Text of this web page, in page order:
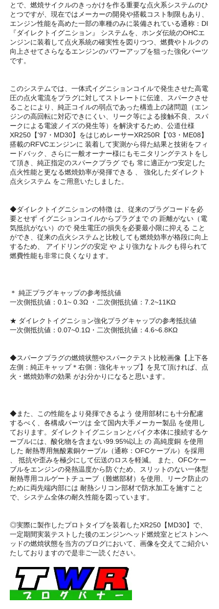
とで、燃焼サイクルのきっかけを作る重要な点火系システムのひ
とつですが、現在ではメーカーの開発や搭載コスト制限もあり、
エンジン性能を高めた一部の車種のみに装備されている通称：DI
『ダイレクトイグニション』 システムを、ホンダ伝統のOHCエ
ンジンに装着して点火系統の確実性を図りつつ、燃費やトルクの
向上させてさらなるエンジンのパワーアップを狙った強化パーツ
です。
このシステムでは、一体式イグニションコイルで発生させた高電
圧の点火電流をプラグに対してストレートに伝達、スパークさせ
ることにより、純正コイルの弱点であった構造上の諸問題（エン
ジンの高回転に対応できにくい、リーク等による接触不良、スパ
ークによる電波ノイズの発生等）を解決するため、公道仕様
XR250【'97・MD30】をはじめレーサーXR250R【'03・ME08】
搭載のRFVCエンジンに 装着して実測から得た結果と技術をフィ
ードバック、さらに一般オーナー様にもモニタリングテストをし
て頂き、純正指定のスパークプラグ でも 常に適正かつ安定した
点火性能と更なる燃焼効率が発揮できる 、 強化したダイレクト
点火システム をご用意いたしました。
◆ダイレクトイグニションの特徴 は、従来のプラグコードを必
要とせず イグニションコイルからプラグまで の 距離がない（電
気抵抗がない）ので 発生電圧の損失を必要最小限に抑える こと
ができ、従来の点火システムと比較しても燃焼効率が格段に向上
するため、 アイドリングの安定 や より強力なトルクも得られて
燃費性能も非常に良くなります。
＊ 純正プラグキャップの参考抵抗値
一次側抵抗値：0.1~ 0.3Ω ・二次側抵抗値：7.2~11KΩ
★ ダイレクトイグニション強化プラグキャップの参考抵抗値
一次側抵抗値：0.07~0.1Ω・二次側抵抗値：4.6~6.8KΩ
◆スパークプラグの燃焼状態やスパークテスト比較画像【上下各
左側：純正キャップ＊右側：強化キャップ】を見て頂ければ、点
火・燃焼効率の効果 がお分かりになると思います。
◆また、この性能をより発揮できるよう 使用部材にも十分配慮
するべく、各構成パーツは 全て国内大手メーカー製品 を使用し
ております。ダイレクトイグニションとバイク本体に接続するケ
ーブルには、酸化物を含まない99.95%以上 の 高純度銅 を使用
した 耐熱専用無酸素銅ケーブル（通称：OFCケーブル）を採用
、 抵抗や歪みを極少にして伝送のロスを軽減。 また、OFCケー
ブルをエンジンの発熱温度から防ぐため、スリットのない一体型
耐熱専用コルゲートチューブ（難燃部材）を使用、リーク防止の
ために両先端内部には 耐熱シリコン部材で防水加工を施すこと
で、システム全体の耐久性能を図っています。
◎実際に製作したプロトタイプを装着したXR250【MD30】で、
一定期間実装テストした後のエンジンヘッド燃焼室とピストンヘ
ッドの燃焼状態を当方のブログにおいて、画像を交えてご紹介い
たしておりますので是非ご一読ください。